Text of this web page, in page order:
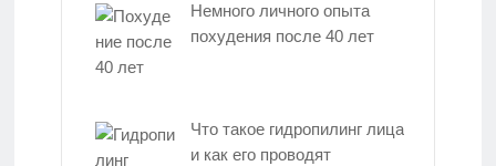
Немного личного опыта
похудения после 40 лет
Что такое гидропилинг лица
и как его проводят